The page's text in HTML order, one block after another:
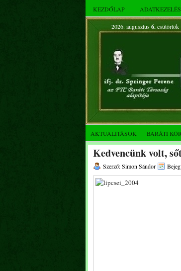
KEZDŐLAP
2026. augusztus 6.csütörtök
AKTUALITÁSOK BARÁTI KÖR
Kedvencünk volt,
Szerző: Simon Sándor